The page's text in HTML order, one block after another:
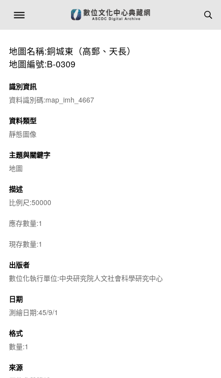
地圖名稱:銅城東（高郵、天長）
地圖編號:B-0309
識別資訊
資料識別碼:map_imh_4667
資料類型
靜態圖像
主題與關鍵字
地圖
描述
比例尺:50000
應存數量:1
現存數量:1
出版者
數位化執行單位:中央研究院人文社會科學研究中心
日期
測繪日期:45/9/1
格式
數量:1
來源